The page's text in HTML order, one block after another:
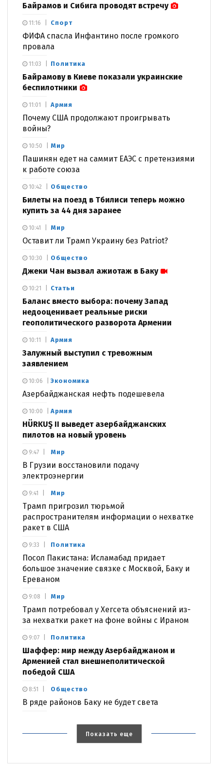
Байрамов и Сибига проводят встречу
Спорт
ФИФА спасла Инфантино после громкого
провала
11:16
Политика
Байрамову в Киеве показали украинские
беспилотники
11:03
Армия
Почему США продолжают проигрывать
войны?
11:01
Мир
Пашинян едет на саммит ЕАЭС с претензиями
к работе союза
10:50
Общество
Билеты на поезд в Тбилиси теперь можно
купить за 44 дня заранее
10:42
Мир
Оставит ли Трамп Украину без Patriot?
10:41
Общество
Джеки Чан вызвал ажиотаж в Баку
10:30
Статьи
Баланс вместо выбора: почему Запад
недооценивает реальные риски
геополитического разворота Армении
10:21
Армия
Залужный выступил с тревожным
заявлением
10:11
Экономика
Азербайджанская нефть подешевела
10:06
Армия
HÜRKUŞ II выведет азербайджанских
пилотов на новый уровень
10:00
Мир
В Грузии восстановили подачу
электроэнергии
9:47
Мир
Трамп пригрозил тюрьмой
распространителям информации о нехватке
ракет в США
9:41
Политика
Посол Пакистана: Исламабад придает
большое значение связке с Москвой, Баку и
Ереваном
9:33
Мир
Трамп потребовал у Хегсета объяснений из-
за нехватки ракет на фоне войны с Ираном
9:08
Политика
Шаффер: мир между Азербайджаном и
Арменией стал внешнеполитической
победой США
9:07
Общество
В ряде районов Баку не будет света
8:51
Показать еще